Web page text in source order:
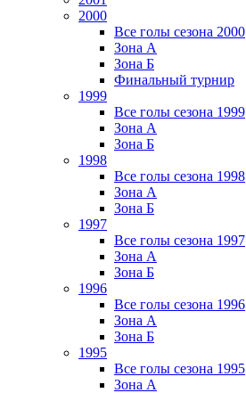
2000
Все голы сезона 2000
Зона А
Зона Б
Финальный турнир
1999
Все голы сезона 1999
Зона А
Зона Б
1998
Все голы сезона 1998
Зона А
Зона Б
1997
Все голы сезона 1997
Зона А
Зона Б
1996
Все голы сезона 1996
Зона А
Зона Б
1995
Все голы сезона 1995
Зона А